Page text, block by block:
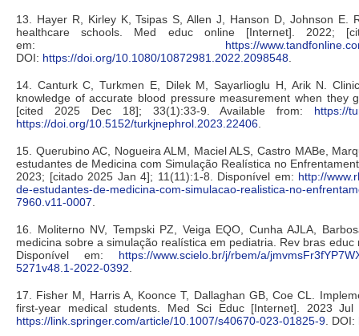
13. Hayer R, Kirley K, Tsipas S, Allen J, Hanson D, Johnson E.
healthcare schools. Med educ online [Internet]. 2022;
em: https://
DOI: https://doi.org/10.1080/10872981.2022.2098548.
14. Canturk C, Turkmen E, Dilek M, Sayarlioglu H, Arik N.
knowledge of accurate blood pressure measurement when they
[cited 2025 Dec 18]; 33(1):33-9. Available from: https://
https://doi.org/10.5152/turkjnephrol.2023.22406.
15. Querubino AC, Nogueira ALM, Maciel ALS, Castro MABe,
estudantes de Medicina com Simulação Realística no
2023; [citado 2025 Jan 4]; 11(11):1-8. Disponível em: http://
de-estudantes-de-medicina-com-simulacao-realistica-no-
7960.v11-0007.
16. Moliterno NV, Tempski PZ, Veiga EQO, Cunha AJLA,
medicina sobre a simulação realística em pediatria. Rev bras
Disponível em: https://www.scielo.br/j/rbem/a/
5271v48.1-2022-0392.
17. Fisher M, Harris A, Koonce T, Dallaghan GB, Coe CL.
first-year medical students. Med Sci Educ [Internet]. 2023
https://link.springer.com/article/10.1007/s40670-023-01825-9. DOI: